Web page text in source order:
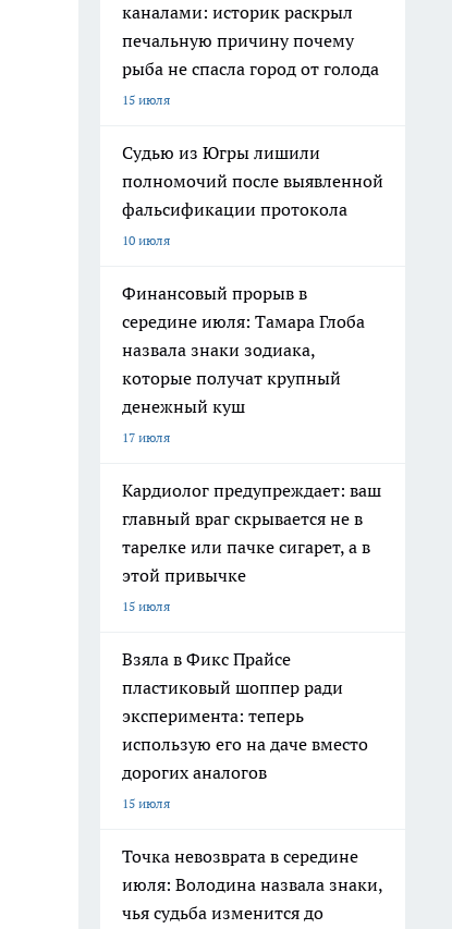
каналами: историк раскрыл
печальную причину почему
рыба не спасла город от голода
15 июля
Судью из Югры лишили
полномочий после выявленной
фальсификации протокола
10 июля
Финансовый прорыв в
середине июля: Тамара Глоба
назвала знаки зодиака,
которые получат крупный
денежный куш
17 июля
Кардиолог предупреждает: ваш
главный враг скрывается не в
тарелке или пачке сигарет, а в
этой привычке
15 июля
Взяла в Фикс Прайсе
пластиковый шоппер ради
эксперимента: теперь
использую его на даче вместо
дорогих аналогов
15 июля
Точка невозврата в середине
июля: Володина назвала знаки,
чья судьба изменится до